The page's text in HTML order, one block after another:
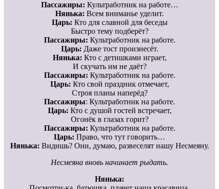
Пассажиры: Культработник на работе…
Нянька: Всем вниманье уделит.
Царь: Кто для славной для беседы
Быстро тему подберёт?
Пассажиры: Культработник на работе.
Царь: Даже тост произнесёт.
Нянька: Кто с детишками играет,
И скучать им не даёт?
Пассажиры: Культработник на работе.
Царь: Кто свой праздник отмечает,
Строя планы наперёд?
Пассажиры: Культработник на работе.
Царь: Кто с душой гостей встречает,
Огонёк в глазах горит?
Пассажиры: Культработник на работе.
Царь: Право, что тут говорить…
Нянька: Видишь? Они, думаю, развеселят нашу Несмеяну.
Несмеяна вновь начинает рыдать.
Нянька: